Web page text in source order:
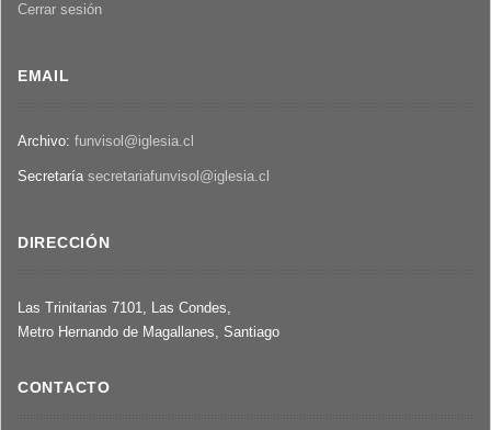
Cerrar sesión
EMAIL
Archivo: funvisol@iglesia.cl
Secretaría secretariafunvisol@iglesia.cl
DIRECCIÓN
Las Trinitarias 7101, Las Condes,
Metro Hernando de Magallanes, Santiago
CONTACTO